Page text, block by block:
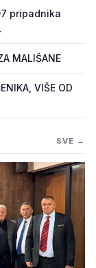
pripadnika
MALIŠANE
VIŠE OD
SVE →